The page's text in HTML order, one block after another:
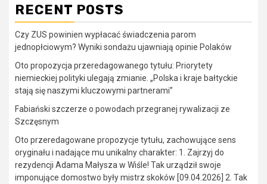
RECENT POSTS
Czy ZUS powinien wypłacać świadczenia parom
jednopłciowym? Wyniki sondażu ujawniają opinie Polaków
Oto propozycja przeredagowanego tytułu: Priorytety
niemieckiej polityki ulegają zmianie. „Polska i kraje bałtyckie
stają się naszymi kluczowymi partnerami”
Fabiański szczerze o powodach przegranej rywalizacji ze
Szczęsnym
Oto przeredagowane propozycje tytułu, zachowujące sens
oryginału i nadające mu unikalny charakter: 1. Zajrzyj do
rezydencji Adama Małysza w Wiśle! Tak urządził swoje
imponujące domostwo były mistrz skoków [09.04.2026] 2. Tak